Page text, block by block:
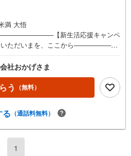
満 大悟
【新生活応援キャンペ
ただいまを、ここから──────────
アンケート回答:QUOカード5000円分
カード8.5万円分※（家具・家電の購
定の「特別成約キャンペーン」もご用
内容は、下部の【物件概要】欄内
8月末までのご内覧、ギフトカードは9
社おかげさま
う （無料）
る （通話料無料）
1